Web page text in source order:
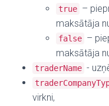
true –
maksātāja
false –
maksātāja
traderName -
virkni,